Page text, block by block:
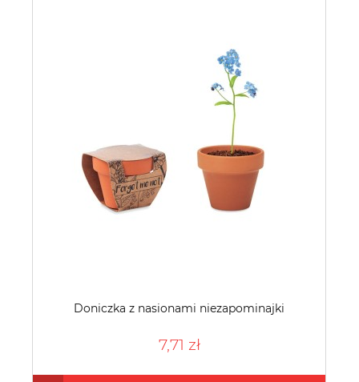
Doniczka z nasionami niezapominajki
7,71 zł